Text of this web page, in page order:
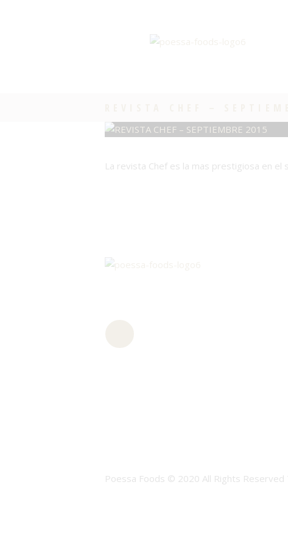
La revista Chef es la mas prestigiosa en
Poessa Foods © 2020 All Rights